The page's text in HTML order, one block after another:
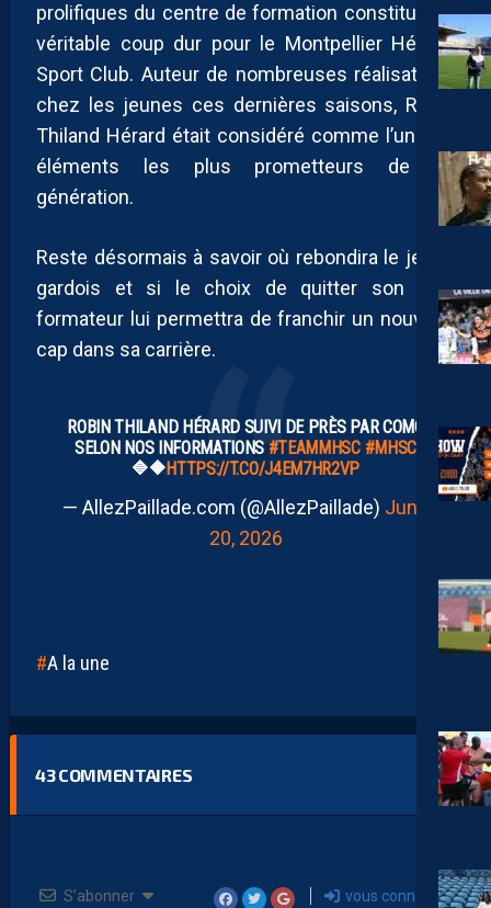
prolifiques du centre de formation constitue un
véritable coup dur pour le Montpellier Hérault
Sport Club. Auteur de nombreuses réalisations
chez les jeunes ces dernières saisons, Robin
Thiland Hérard était considéré comme l’un des
éléments les plus prometteurs de sa
génération.
Reste désormais à savoir où rebondira le jeune
gardois et si le choix de quitter son club
formateur lui permettra de franchir un nouveau
cap dans sa carrière.
ROBIN THILAND HÉRARD SUIVI DE PRÈS PAR COMO
SELON NOS INFORMATIONS #TEAMMHSC #MHSC
🔷️🔶️HTTPS://T.CO/J4EM7HR2VP
— AllezPaillade.com (@AllezPaillade) June
20, 2026
A la une
43COMMENTAIRES
S’abonner vous connecter